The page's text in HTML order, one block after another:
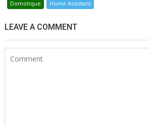
Domotique Home Assistant
LEAVE A COMMENT